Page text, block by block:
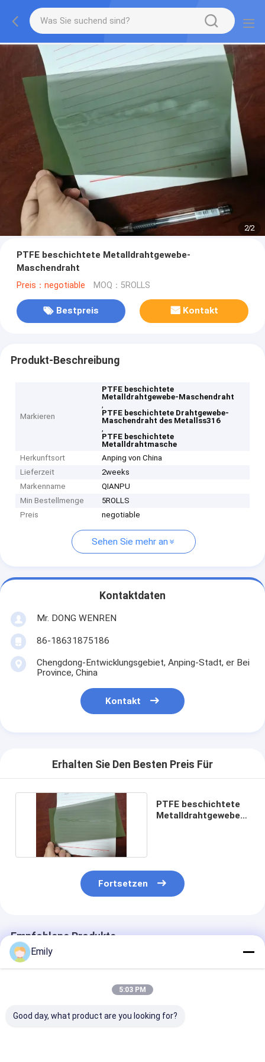
2/2
PTFE beschichtete Metalldrahtgewebe-
Maschendraht
Preis：negotiable MOQ：5ROLLS
Bestpreis Kontakt
Produkt-Beschreibung
Markieren
PTFE beschichtete
Metalldrahtgewebe-Maschendraht
,
PTFE beschichtete Drahtgewebe-
Maschendraht des Metallss316
,
PTFE beschichtete
Metalldrahtmasche
Herkunftsort
Anping von China
Lieferzeit
2weeks
Markenname
QIANPU
Min Bestellmenge
5ROLLS
Preis
negotiable
Sehen Sie mehr an
Kontaktdaten
Mr. DONG WENREN
86-18631875186
Chengdong-Entwicklungsgebiet, Anping-Stadt, er Bei
Province, China
Kontakt
Erhalten Sie Den Besten Preis Für
PTFE beschichtete
Metalldrahtgewebe-
Fortsetzen
Empfohlene Produkte
Emily
5:03 PM
Good day, what product are you looking for?